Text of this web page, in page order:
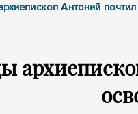
Антоний